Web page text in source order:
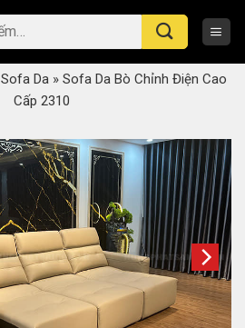
Sofa Da » Sofa Da Bò Chỉnh Điện Cao
Cấp 2310